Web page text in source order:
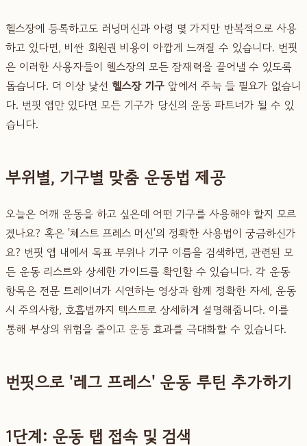
헬스장에 등록하고도 러닝머신과 아령 몇 가지만 반복적으로 사용
하고 있다면, 비싼 회원권 비용이 아깝게 느껴질 수 있습니다. 번핏
은 이러한 사용자들이 헬스장의 모든 잠재력을 끌어낼 수 있도록
돕습니다. 더 이상 낯선 헬스장 기구 앞에서 주눅 들 필요가 없습니
다. 번핏 앱만 있다면 모든 기구가 당신의 운동 파트너가 될 수 있
습니다.
부위별, 기구별 맞춤 운동법 제공
오늘은 어깨 운동을 하고 싶은데 어떤 기구를 사용해야 할지 모르
겠나요? 혹은 '체스트 프레스 머신'의 정확한 사용법이 궁금하신가
요? 번핏 앱 내에서 목표 부위나 기구 이름을 검색하면, 관련된 모
든 운동 리스트와 상세한 가이드를 확인할 수 있습니다. 각 운동
항목은 전문 트레이너가 시연하는 영상과 함께 정확한 자세, 운동
시 주의사항, 호흡법까지 텍스트로 상세하게 설명해줍니다. 이를
통해 부상의 위험을 줄이고 운동 효과를 극대화할 수 있습니다.
번핏으로 '레그 프레스' 운동 루틴 추가하기
1단계: 운동 탭 접속 및 검색